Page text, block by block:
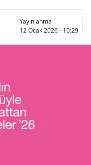
Bolu
Burdur
Çanakkale
Çankırı
Çorum
Yayınlanma
12 Ocak 2026 - 10:29